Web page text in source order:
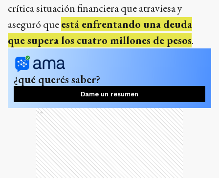
crítica situación financiera que atraviesa y
aseguró queestá enfrentando una deuda
que supera los cuatro millones de pesos.
¿qué querés saber?
Dame un resumen
Ads